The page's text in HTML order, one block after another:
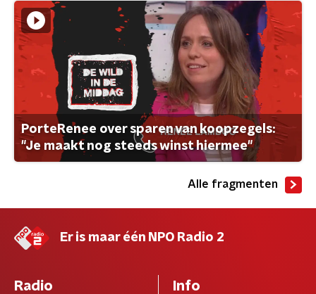
PorteRenee over sparen van koopzegels:
"Je maakt nog steeds winst hiermee"
Alle fragmenten
Er is maar één NPO Radio 2
Radio Info